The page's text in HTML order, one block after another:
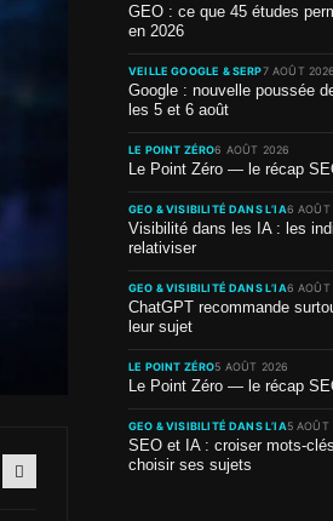
GEO : ce que 45 études
en 2026
VEILLE GOOGLE & SERP7 AOÛT 2026
Google : nouvelle poussée
les 5 et 6 août
LE POINT ZÉRO6 AOÛT 2026
Le Point Zéro — le récap
GEO & VISIBILITÉ DANS L’IA6 AOÛT
Visibilité dans les IA : les
relativiser
GEO & VISIBILITÉ DANS L’IA6 AOÛT
ChatGPT recommande
leur sujet
LE POINT ZÉRO5 AOÛT 2026
Le Point Zéro — le récap
GEO & VISIBILITÉ DANS L’IA5 AOÛT
SEO et IA : croiser mots-
choisir ses sujets